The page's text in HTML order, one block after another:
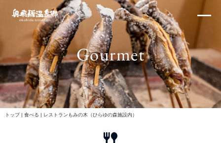
キ
ッ
プ
Gourmet
トップ| 食べる | レストランもみの木（ひらゆの森施設内）
×
北アルプス